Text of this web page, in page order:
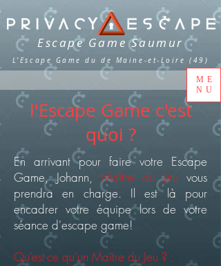
Escape Game Saumur
L'Escape Game du de Maine-et-Loire (49)
ME
NU
l'Escape Game c'est
quoi ?
En arrivant pour faire votre Escape
Game, Johann, Maître du Jeuvous
prendra en charge. Il est là pour
encadrer votre équipe lors de votre
séance d'escape game!
Qu’est-ce qu’un Maître du Jeu ? :